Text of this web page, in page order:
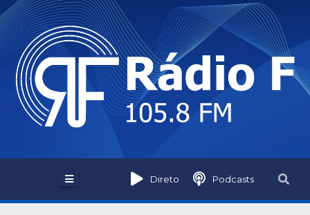
Skip
to
content
Direto Podcasts